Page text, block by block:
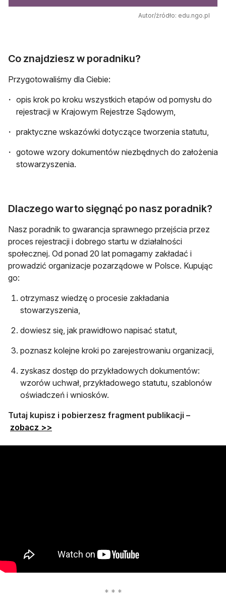
Autor/źródło: edu.ngo.pl
Co znajdziesz w poradniku?
Przygotowaliśmy dla Ciebie:
opis krok po kroku wszystkich etapów od pomysłu do
rejestracji w Krajowym Rejestrze Sądowym,
praktyczne wskazówki dotyczące tworzenia statutu,
gotowe wzory dokumentów niezbędnych do założenia
stowarzyszenia.
Dlaczego warto sięgnąć po nasz poradnik?
Nasz poradnik to gwarancja sprawnego przejścia przez
proces rejestracji i dobrego startu w działalności
społecznej. Od ponad 20 lat pomagamy zakładać i
prowadzić organizacje pozarządowe w Polsce. Kupując
go:
otrzymasz wiedzę o procesie zakładania
stowarzyszenia,
dowiesz się, jak prawidłowo napisać statut,
poznasz kolejne kroki po zarejestrowaniu organizacji,
zyskasz dostęp do przykładowych dokumentów:
wzorów uchwał, przykładowego statutu, szablonów
oświadczeń i wniosków.
Tutaj kupisz i pobierzesz fragment publikacji –
zobacz >>